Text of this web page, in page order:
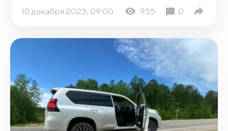
10 декабря 2023, 09:00 955 0